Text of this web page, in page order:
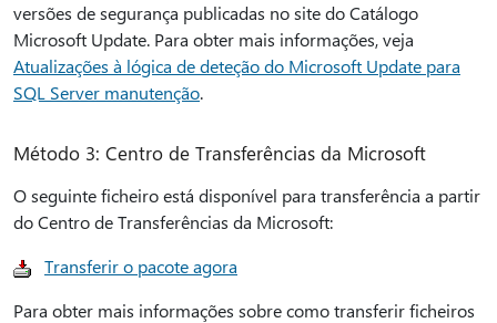
versões de segurança publicadas no site do Catálogo
Microsoft Update. Para obter mais informações, veja
Atualizações à lógica de deteção do Microsoft Update para
SQL Server manutenção.
Método 3: Centro de Transferências da Microsoft
O seguinte ficheiro está disponível para transferência a partir
do Centro de Transferências da Microsoft:
Transferir o pacote agora
Para obter mais informações sobre como transferir ficheiros